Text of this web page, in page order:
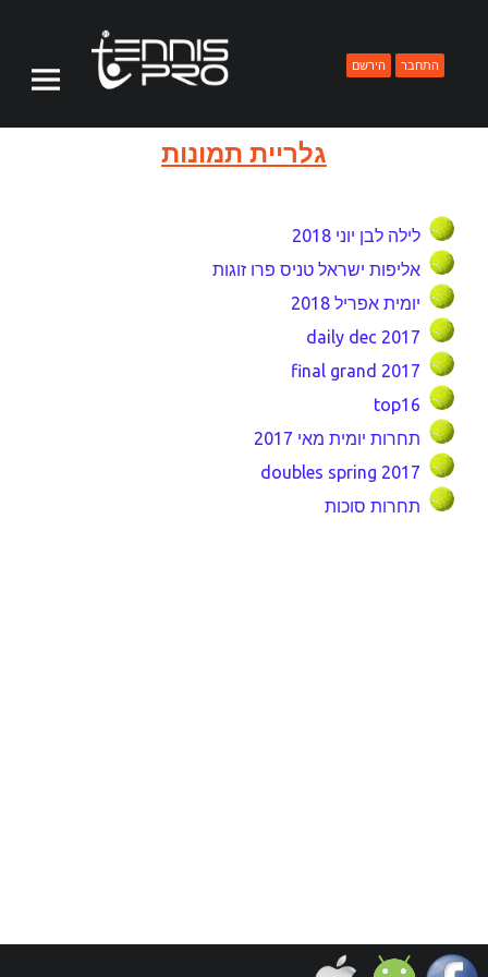
הירשם התחבר
גלריה - TENNISPRO
גלריית תמונות
לילה לבן יוני 2018
אליפות ישראל טניס פרו זוגות
יומית אפריל 2018
daily dec 2017
final grand 2017
top16
תחרות יומית מאי 2017
doubles spring 2017
תחרות סוכות